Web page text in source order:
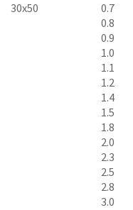
30x50
0.7
0.8
0.9
1.0
1.1
1.2
1.4
1.5
1.8
2.0
2.3
2.5
2.8
3.0